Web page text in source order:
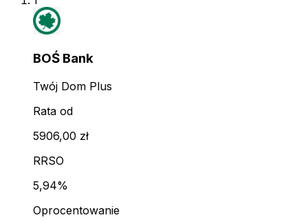
BOŚ Bank
Twój Dom Plus
Rata od
5906,00 zł
RRSO
5,94%
Oprocentowanie